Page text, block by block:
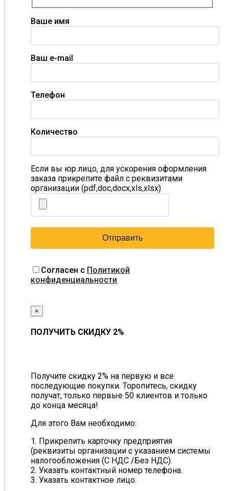
Ваше имя
Ваш e-mail
Телефон
Количество
Если вы юр.лицо, для ускорения оформления
заказа прикрепите файл с реквизитами
организации (pdf,doc,docx,xls,xlsx)
Согласен с Политикой
конфиденциальности
×
ПОЛУЧИТЬ СКИДКУ 2%
Получите скидку 2% на первую и все
последующие покупки. Торопитесь, скидку
получат, только первые 50 клиентов и только
до конца месяца!
Для этого Вам необходимо:
1. Прикрепить карточку предприятия
(реквизиты организации с указанием системы
налогообложения (С НДС /Без НДС).
2. Указать контактный номер телефона.
3. Указать контактное лицо.